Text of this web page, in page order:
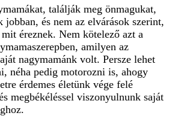
találják meg önmagukat,
és nem az elvárások szerint,
éreznek. Nem kötelező azt a
amilyen az
nagymamánk volt. Persze lehet
néha pedig motorozni is, ahogy
érdemes életünk vége felé
megbékéléssel viszonyulnunk saját